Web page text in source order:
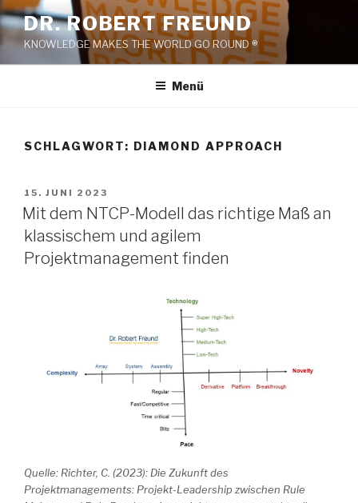
Zum
Inhalt
springen
DR. ROBERT FREUND
KNOWLEDGE MAKES THE WORLD GO ROUND ®
Menü
SCHLAGWORT: DIAMOND APPROACH
VERÖFFENTLICHT
AM
15. JUNI 2023
Mit dem NTCP-Modell das richtige Maß an
klassischem und agilem
Projektmanagement finden
Quelle: Richter, C. (2023): Die Zukunft des
Projektmanagements: Projekt-Leadership zwischen Rule